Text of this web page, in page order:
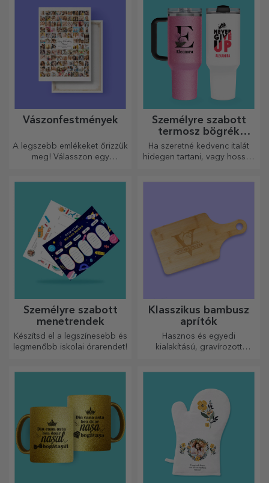
Vászonfestmények
A legszebb emlékeket őrizzük
meg! Válasszon egy
Személyre szabott
termosz bögrék
fogantyúval és
szívószállal
Ha szeretné kedvenc italát
hidegen tartani, vagy hosszú
Személyre szabott
menetrendek
Készítsd el a legszínesebb és
legmenőbb iskolai órarendet!
Klasszikus bambusz
aprítók
Hasznos és egyedi
kialakítású, gravírozott